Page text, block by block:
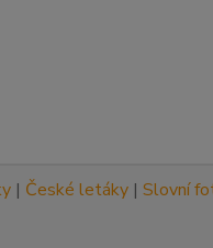
| České letáky | Slovní